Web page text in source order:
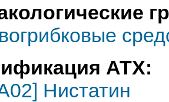
АТХ:
Нистатин